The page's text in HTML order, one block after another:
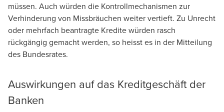
müssen. Auch würden die Kontrollmechanismen zur
Verhinderung von Missbräuchen weiter vertieft. Zu Unrecht
oder mehrfach beantragte Kredite würden rasch
rückgängig gemacht werden, so heisst es in der Mitteilung
des Bundesrates.
Auswirkungen auf das Kreditgeschäft der
Banken